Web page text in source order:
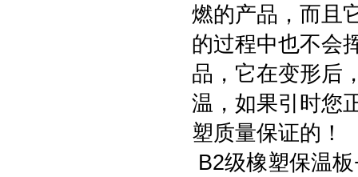
燃的产品，而且
的过程中也不会
品，它在变形后
温，如果引时您
塑质量保证的！
B2级橡塑保温